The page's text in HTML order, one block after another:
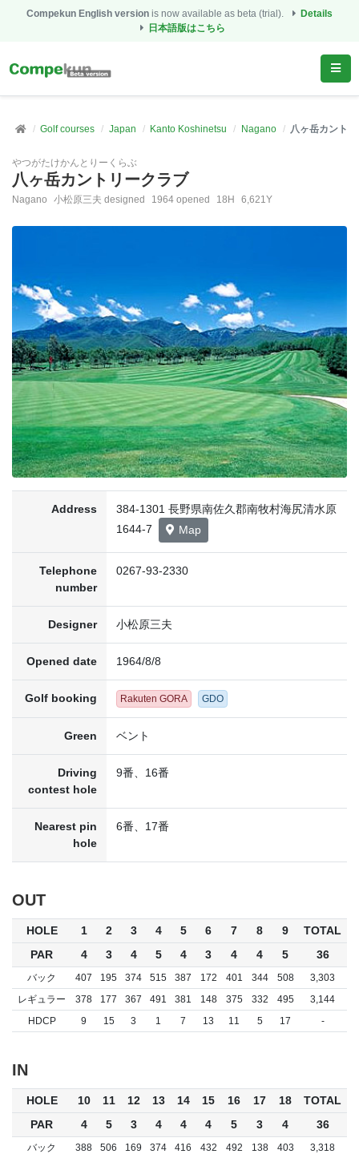
Compekun English version is now available as beta (trial).
Details
日本語版はこちら
Golf courses Japan Kanto Koshinetsu Nagano 八ヶ岳カント
やつがたけかんとりーくらぶ
八ヶ岳カントリークラブ
Nagano 小松原三夫 designed 1964 opened 18H 6,621Y
Address
384-1301 長野県南佐久郡南牧村海尻清水原
1644-7
Map
Telephone
number
0267-93-2330
Designer 小松原三夫
Opened date 1964/8/8
Golf booking Rakuten GORA GDO
Green ベント
Driving
contest hole
9番、16番
Nearest pin
hole
6番、17番
OUT
HOLE 1 2 3 4 5 6 7 8 9
TOTAL
PAR
4 3 4 5 4 3 4 4 5 36
バック 407 195 374 515 387 172 401 344 508
3,303
レギュラー
378 177 367 491 381 148 375 332 495
3,144
HDCP
9 15 3 1 7 13 11 5 17 -
IN
HOLE 10 11 12 13 14 15 16 17 18
TOTAL
PAR
4 5 3 4 4 4 5 3 4 36
バック 388 506 169 374 416 432 492 138 403
3,318